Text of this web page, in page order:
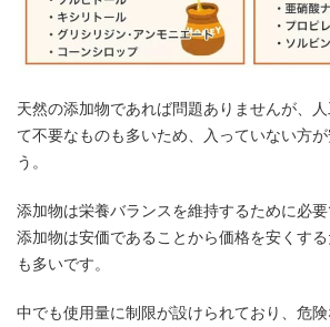
天然の添加物であれば問題ありませんが、
て不要なものも多いため、入っていない方
う。
添加物は栄養バランスを維持するために必
添加物は安価であることから価格を安くす
も多いです。
中でも使用量に制限が設けられており、危